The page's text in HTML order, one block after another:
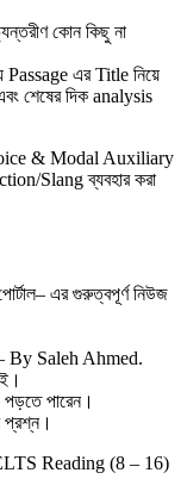
কোন কিছু না
Passage এর Title নিয়ে
শেষের দিক analysis
& Modal Auxiliary
Slang ব্যবহার করা
এর গুরুত্বপূর্ণ নিউজ
By Saleh Ahmed.
পারেন।
প্রশ্ন।
Reading (8 – 16)